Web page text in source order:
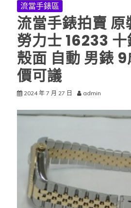
流當手錶區
流當手錶拍賣 原
勞力士 16233
殼面 自動 男錶
價可議
2024 年 7 月 27 日 admin